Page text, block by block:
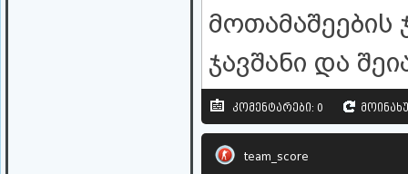
ჯავშანი და
კომენტარები: 0
team_score